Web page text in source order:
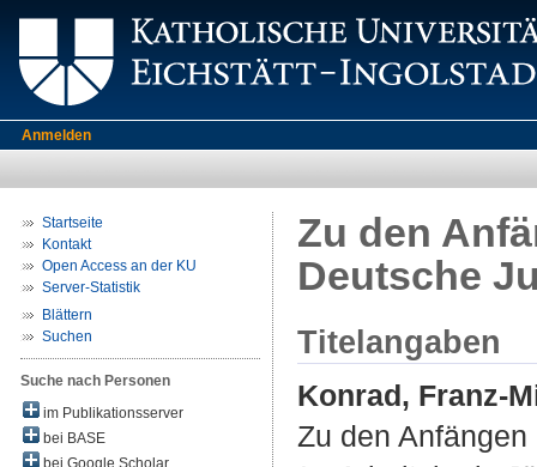
Anmelden
Startseite
Kontakt
Open Access an der KU
Server-Statistik
Blättern
Suchen
Suche nach Personen
im Publikationsserver
bei BASE
bei Google Scholar
Zu den
Deutsche
Titelangaben
Konrad, Franz-
Zu den